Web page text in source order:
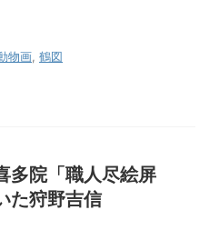
物画, 鶴図
多院「職人尽絵屏
た狩野吉信